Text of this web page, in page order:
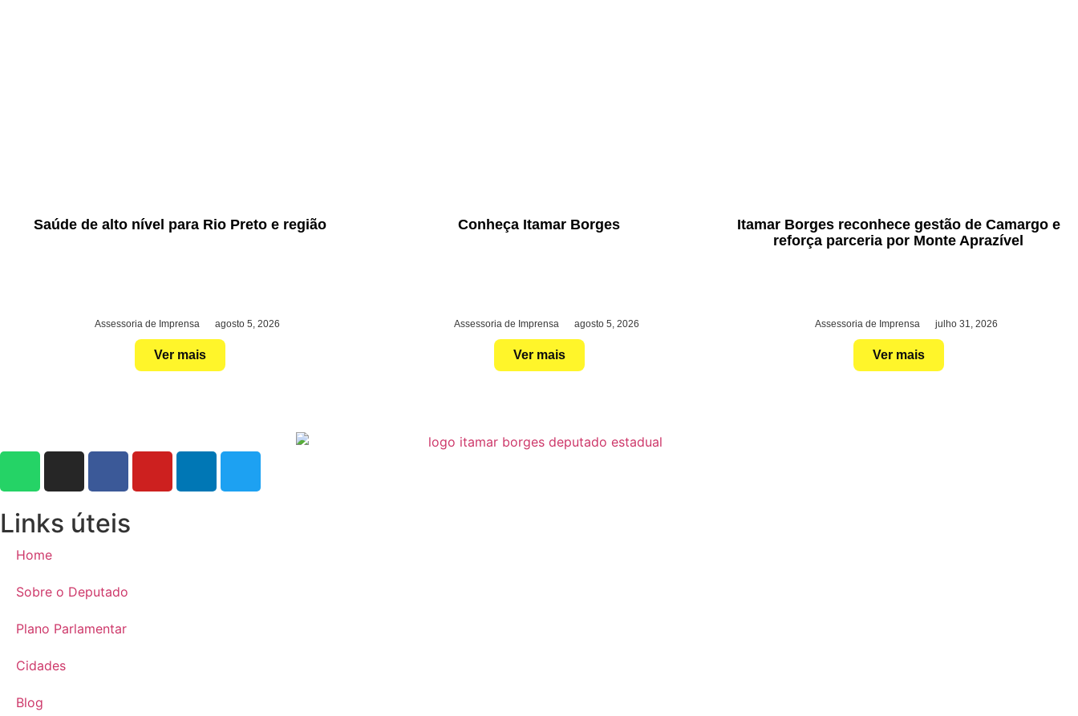
Saúde de alto nível para Rio Preto e região
Assessoria de Imprensa agosto 5, 2026
Ver mais
Conheça Itamar Borges
Assessoria de Imprensa agosto 5, 2026
Ver mais
Itamar Borges reconhece gestão de Camargo e
reforça parceria por Monte Aprazível
Assessoria de Imprensa julho 31, 2026
Ver mais
Links úteis
Home
Sobre o Deputado
Plano Parlamentar
Cidades
Blog